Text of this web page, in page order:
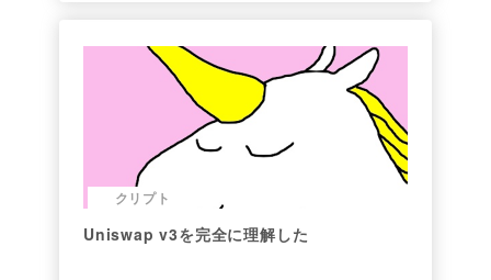
クリプト
Uniswap v3を完全に理解した